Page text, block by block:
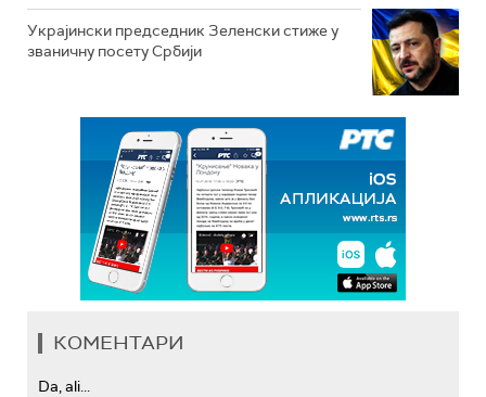
Украјински председник Зеленски стиже у
званичну посету Србији
КОМЕНТАРИ
Da, ali...